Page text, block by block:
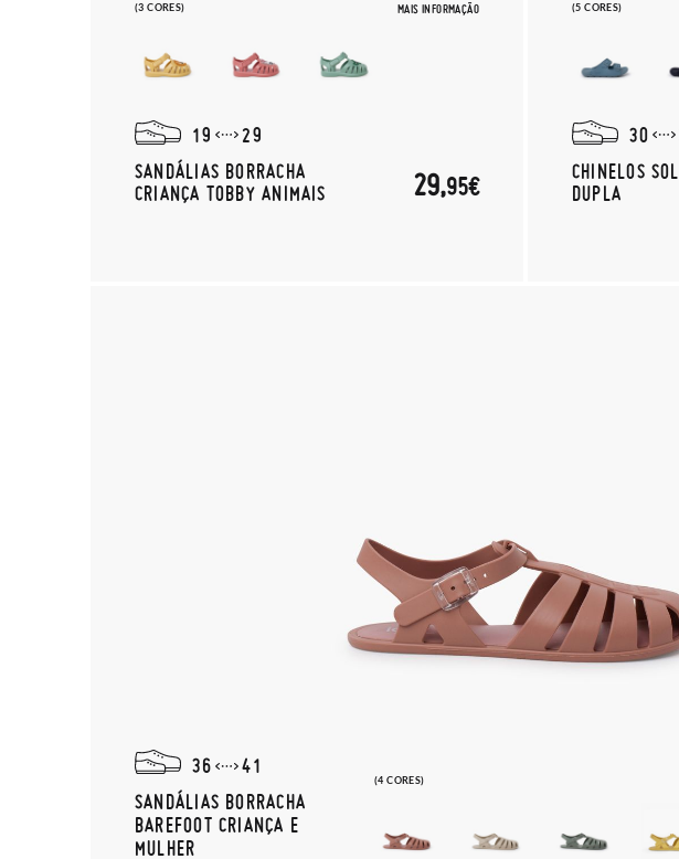
(3 CORES) MAIS INFORMAÇÃO
19
29
SANDÁLIAS BORRACHA
CRIANÇA TOBBY ANIMAIS
29,95€
(5 CORES)
30
CHINELOS
DUPLA
(4 CORES)
36
41
SANDÁLIAS BORRACHA
BAREFOOT CRIANÇA E
MULHER